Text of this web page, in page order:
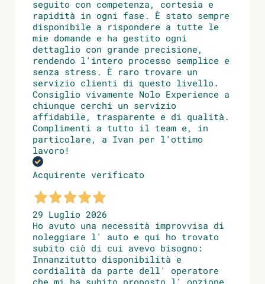
seguito con competenza, cortesia e
rapidità in ogni fase. È stato sempre
disponibile a rispondere a tutte le
mie domande e ha gestito ogni
dettaglio con grande precisione,
rendendo l'intero processo semplice e
senza stress. È raro trovare un
servizio clienti di questo livello.
Consiglio vivamente Nolo Experience a
chiunque cerchi un servizio
affidabile, trasparente e di qualità.
Complimenti a tutto il team e, in
particolare, a Ivan per l'ottimo
lavoro!
Acquirente verificato
29 Luglio 2026
Ho avuto una necessità improvvisa di
noleggiare l' auto e qui ho trovato
subito ciò di cui avevo bisogno:
Innanzitutto disponibilità e
cordialità da parte dell' operatore
che mi ha subito proposto l' opzione